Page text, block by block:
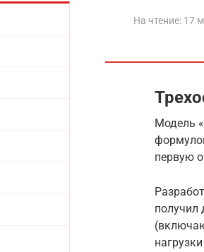
На чтение: 17
Модель
первую
получил